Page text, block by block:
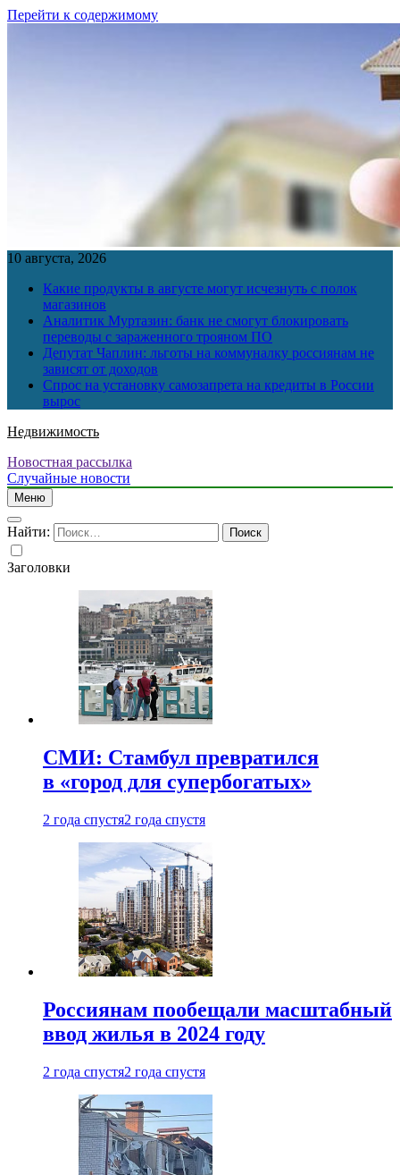
Перейти к содержимому
10 августа, 2026
Какие продукты в августе могут исчезнуть с полок
магазинов
Аналитик Муртазин: банк не смогут блокировать
переводы с зараженного трояном ПО
Депутат Чаплин: льготы на коммуналку россиянам не
зависят от доходов
Спрос на установку самозапрета на кредиты в России
вырос
Недвижимость
Новостная рассылка
Случайные новости
Меню
Найти:
Заголовки
СМИ: Стамбул превратился
в «город для супербогатых»
2 года спустя2 года спустя
Россиянам пообещали масштабный
ввод жилья в 2024 году
2 года спустя2 года спустя